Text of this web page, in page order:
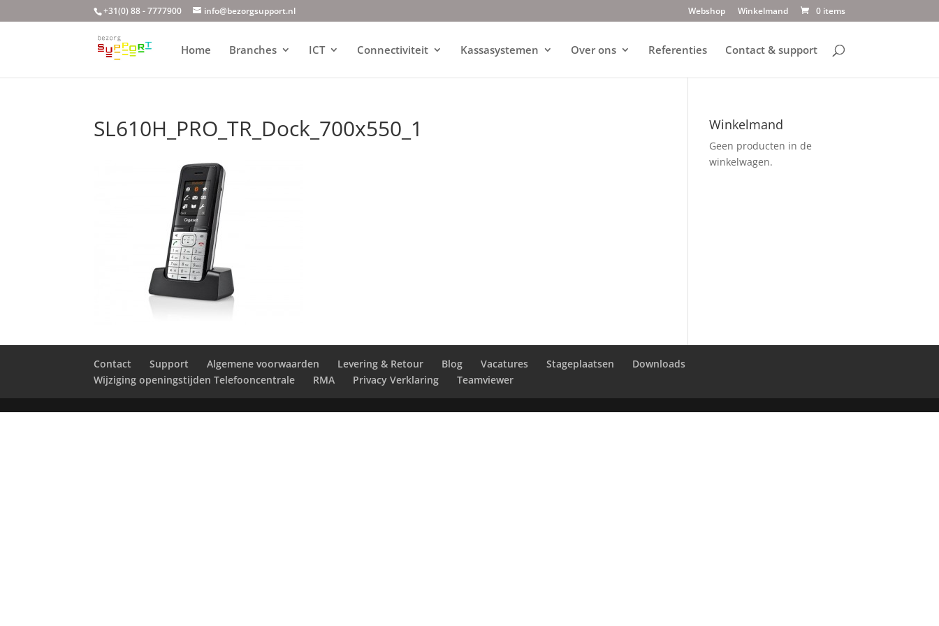
+31(0) 88 - 7777900 info@bezorgsupport.nl Webshop Winkelmand 0 items
Home Branches ICT Connectiviteit Kassasystemen Over ons Referenties Contact & support
SL610H_PRO_TR_Dock_700x550_1 Winkelmand
Geen producten in de
winkelwagen.
Contact Support Algemene voorwaarden Levering & Retour Blog Vacatures Stageplaatsen
Downloads
Wijziging openingstijden Telefooncentrale
RMA Privacy Verklaring Teamviewer